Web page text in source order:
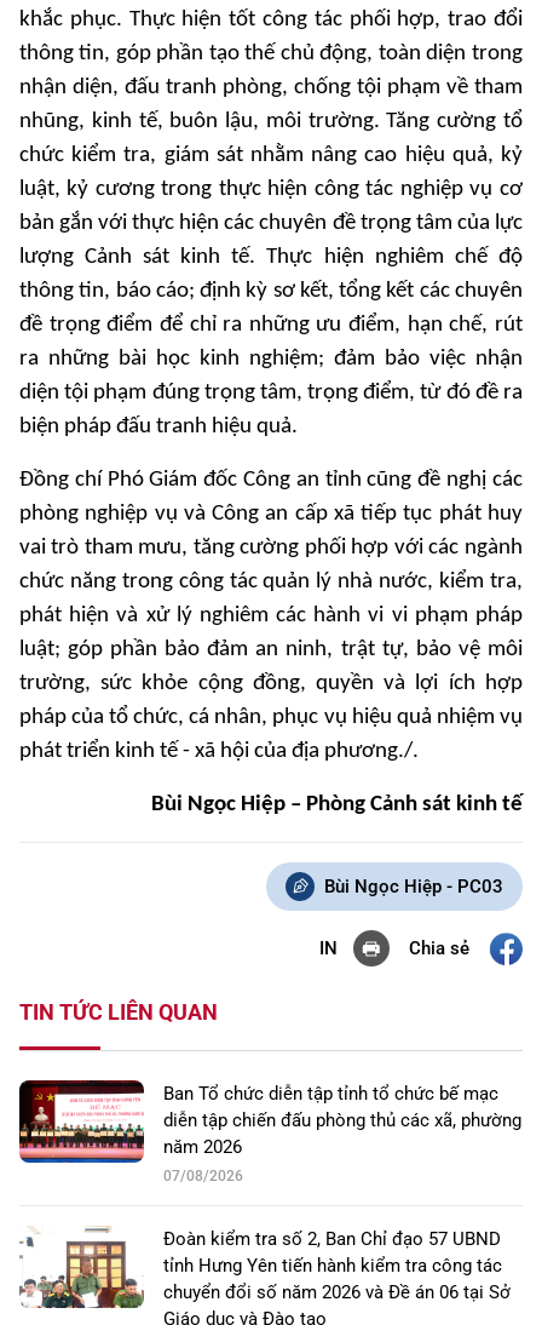
khắc phục. Thực hiện tốt công tác phối hợp, trao đổi
thông tin, góp phần tạo thế chủ động, toàn diện trong
nhận diện, đấu tranh phòng, chống tội phạm về tham
nhũng, kinh tế, buôn lậu, môi trường. Tăng cường tổ
chức kiểm tra, giám sát nhằm nâng cao hiệu quả, kỷ
luật, kỷ cương trong thực hiện công tác nghiệp vụ cơ
bản gắn với thực hiện các chuyên đề trọng tâm của lực
lượng Cảnh sát kinh tế. Thực hiện nghiêm chế độ
thông tin, báo cáo; định kỳ sơ kết, tổng kết các chuyên
đề trọng điểm để chỉ ra những ưu điểm, hạn chế, rút
ra những bài học kinh nghiệm; đảm bảo việc nhận
diện tội phạm đúng trọng tâm, trọng điểm, từ đó đề ra
biện pháp đấu tranh hiệu quả.
Đồng chí Phó Giám đốc Công an tỉnh cũng đề nghị các
phòng nghiệp vụ và Công an cấp xã tiếp tục phát huy
vai trò tham mưu, tăng cường phối hợp với các ngành
chức năng trong công tác quản lý nhà nước, kiểm tra,
phát hiện và xử lý nghiêm các hành vi vi phạm pháp
luật; góp phần bảo đảm an ninh, trật tự, bảo vệ môi
trường, sức khỏe cộng đồng, quyền và lợi ích hợp
pháp của tổ chức, cá nhân, phục vụ hiệu quả nhiệm vụ
phát triển kinh tế - xã hội của địa phương./.
Bùi Ngọc Hiệp – Phòng Cảnh sát kinh tế
Bùi Ngọc Hiệp - PC03
IN Chia sẻ
TIN TỨC LIÊN QUAN
Ban Tổ chức diễn tập tỉnh tổ chức bế mạc
diễn tập chiến đấu phòng thủ các xã, phường
năm 2026
07/08/2026
Đoàn kiểm tra số 2, Ban Chỉ đạo 57 UBND
tỉnh Hưng Yên tiến hành kiểm tra công tác
chuyển đổi số năm 2026 và Đề án 06 tại Sở
Giáo dục và Đào tạo